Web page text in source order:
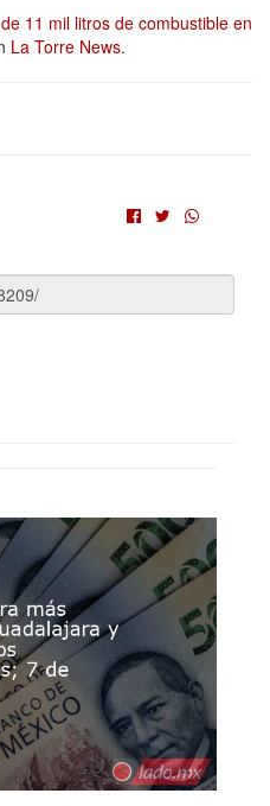
11 mil litros de combustible en
La Torre News.